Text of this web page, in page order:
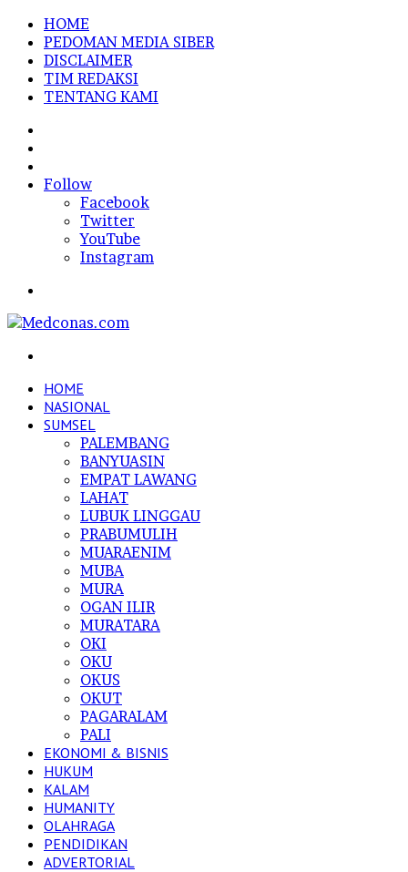
HOME
PEDOMAN MEDIA SIBER
DISCLAIMER
TIM REDAKSI
TENTANG KAMI
In
Follow
Facebook
Twitter
YouTube
Instagram
HOME
NASIONAL
SUMSEL
PALEMBANG
BANYUASIN
EMPAT LAWANG
LAHAT
LUBUK LINGGAU
PRABUMULIH
MUARAENIM
MUBA
MURA
OGAN ILIR
MURATARA
OKI
OKU
OKUS
OKUT
PAGARALAM
PALI
EKONOMI & BISNIS
HUKUM
KALAM
HUMANITY
OLAHRAGA
PENDIDIKAN
ADVERTORIAL